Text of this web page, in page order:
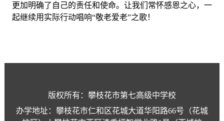
更加明确了自己的责任和使命。让我们常怀感恩之心，一
起继续用实际行动唱响“敬老爱老”之歌！
版权所有：攀枝花市第七高级中学校
办学地址：攀枝花市仁和区花城大道华阳路66号（花城